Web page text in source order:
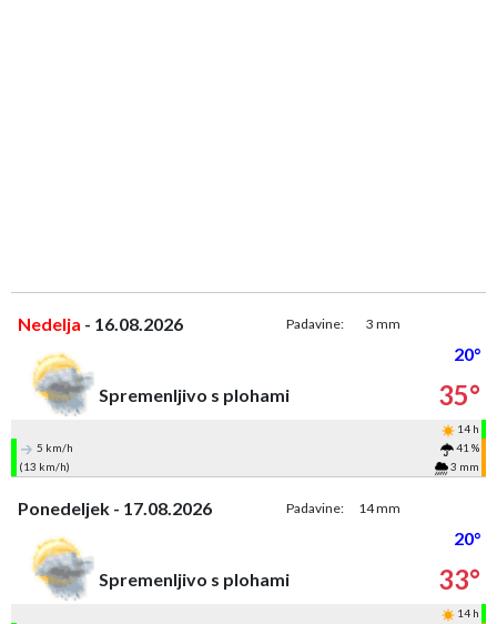
Nedelja - 16.08.2026 Padavine: 3 mm
20°
Spremenljivo s plohami
35°
14 h
5 km/h
41 %
(13 km/h)
3 mm
Ponedeljek - 17.08.2026 Padavine: 14 mm
20°
Spremenljivo s plohami
33°
14 h